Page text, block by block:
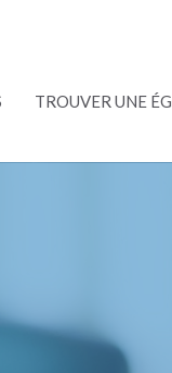
TROUVER UNE